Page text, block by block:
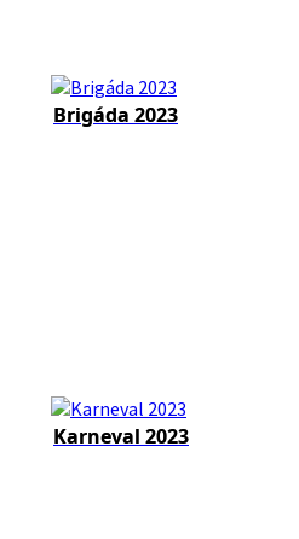
Brigáda 2023
Karneval 2023